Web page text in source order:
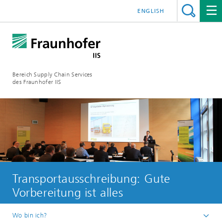
Bereich Supply Chain Services
des Fraunhofer IIS
ENGLISH
Transportausschreibung: Gute
Vorbereitung ist alles
Wo bin ich?